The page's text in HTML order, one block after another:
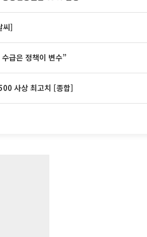
씨]
급은 정책이 변수”
사상 최고치 [종합]